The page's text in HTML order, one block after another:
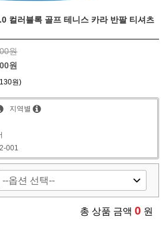
컬러블록 골프 테니스 카라 반팔 티셔츠
원
원
원)
지역별
001
총 상품 금액 0 원